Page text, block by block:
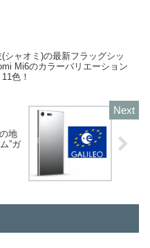
シャオミ)の最新フラッグシッ
Mi6のカラーバリエーション
色！
地
”ガ